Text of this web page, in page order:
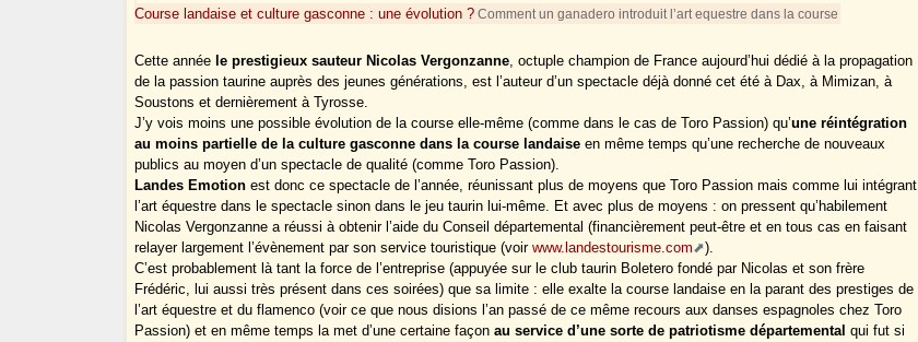
Course landaise et culture gasconne : une évolution ? Comment un ganadero introduit l’art equestre dans la course
Cette année le prestigieux sauteur Nicolas Vergonzanne, octuple champion de France aujourd’hui dédié à la propagation
de la passion taurine auprès des jeunes générations, est l’auteur d’un spectacle déjà donné cet été à Dax, à Mimizan, à
Soustons et dernièrement à Tyrosse.
J’y vois moins une possible évolution de la course elle-même (comme dans le cas de Toro Passion) qu’une réintégration
au moins partielle de la culture gasconne dans la course landaise en même temps qu’une recherche de nouveaux
publics au moyen d’un spectacle de qualité (comme Toro Passion).
Landes Emotion est donc ce spectacle de l’année, réunissant plus de moyens que Toro Passion mais comme lui intégrant
l’art équestre dans le spectacle sinon dans le jeu taurin lui-même. Et avec plus de moyens : on pressent qu’habilement
Nicolas Vergonzanne a réussi à obtenir l’aide du Conseil départemental (financièrement peut-être et en tous cas en faisant
relayer largement l’évènement par son service touristique (voirwww.landestourisme.com
).
C’est probablement là tant la force de l’entreprise (appuyée sur le club taurin Boletero fondé par Nicolas et son frère
Frédéric, lui aussi très présent dans ces soirées) que sa limite : elle exalte la course landaise en la parant des prestiges de
l’art équestre et du flamenco (voir ce que nous disions l’an passé de ce même recours aux danses espagnoles chez Toro
Passion) et en même temps la met d’une certaine façonau service d’une sorte de patriotisme départemental qui fut si